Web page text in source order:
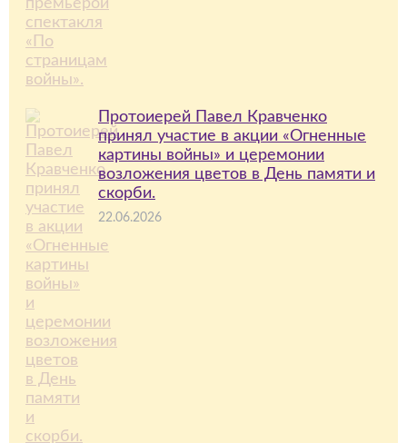
Протоиерей Павел Кравченко
принял участие в акции «Огненные
картины войны» и церемонии
возложения цветов в День памяти и
скорби.
22.06.2026